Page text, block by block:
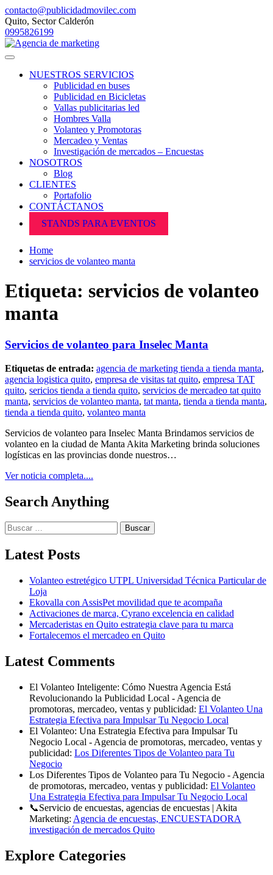
contacto@publicidadmovilec.com
Quito, Sector Calderón
0995826199
NUESTROS SERVICIOS
Publicidad en buses
Publicidad en Bicicletas
Vallas publicitarias led
Hombres Valla
Volanteo y Promotoras
Mercadeo y Ventas
Investigación de mercados – Encuestas
NOSOTROS
Blog
CLIENTES
Portafolio
CONTÁCTANOS
STANDS PARA EVENTOS
Home
servicios de volanteo manta
Etiqueta: servicios de volanteo
manta
Servicios de volanteo para Inselec Manta
Etiquetas de entrada: agencia de marketing tienda a tienda manta,
agencia logistica quito, empresa de visitas tat quito, empresa TAT
quito, sericios tienda a tienda quito, servicios de mercadeo tat quito
manta, servicios de volanteo manta, tat manta, tienda a tienda manta,
tienda a tienda quito, volanteo manta
Servicios de volanteo para Inselec Manta Brindamos servicios de
volanteo en la ciudad de Manta Akita Marketing brinda soluciones
logísticas en las provincias donde nuestros…
Ver noticia completa....
Search Anything
Latest Posts
Volanteo estretégico UTPL Universidad Técnica Particular de
Loja
Ekovalla con AssisPet movilidad que te acompaña
Activaciones de marca, Cyrano excelencia en calidad
Mercaderistas en Quito estrategia clave para tu marca
Fortalecemos el mercadeo en Quito
Latest Comments
El Volanteo Inteligente: Cómo Nuestra Agencia Está
Revolucionando la Publicidad Local - Agencia de
promotoras, mercadeo, ventas y publicidad: El Volanteo Una
Estrategia Efectiva para Impulsar Tu Negocio Local
El Volanteo: Una Estrategia Efectiva para Impulsar Tu
Negocio Local - Agencia de promotoras, mercadeo, ventas y
publicidad: Los Diferentes Tipos de Volanteo para Tu
Negocio
Los Diferentes Tipos de Volanteo para Tu Negocio - Agencia
de promotoras, mercadeo, ventas y publicidad: El Volanteo
Una Estrategia Efectiva para Impulsar Tu Negocio Local
📞Servicio de encuestas, agencias de encuestas | Akita
Marketing: Agencia de encuestas, ENCUESTADORA
investigación de mercados Quito
Explore Categories